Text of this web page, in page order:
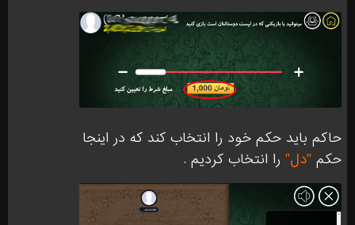
حاکم باید حکم خود را انتخاب کند که در اینجا
حکم "دل" را انتخاب کردیم .